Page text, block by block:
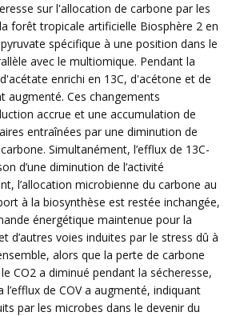
sur l'allocation de carbone par les
forêt tropicale artificielle Biosphère 2 en
spécifique à une position dans le
avec le multiomique. Pendant la
enrichi en 13C, d'acétone et de
augmenté. Ces changements
accrue et une accumulation de
entraînées par une diminution de
Simultanément, l’efflux de 13C-
d’une diminution de l’activité
l’allocation microbienne du carbone au
à la biosynthèse est restée inchangée,
énergétique maintenue pour la
d’autres voies induites par le stress dû à
alors que la perte de carbone
CO2 a diminué pendant la sécheresse,
de COV a augmenté, indiquant
par les microbes dans le devenir du